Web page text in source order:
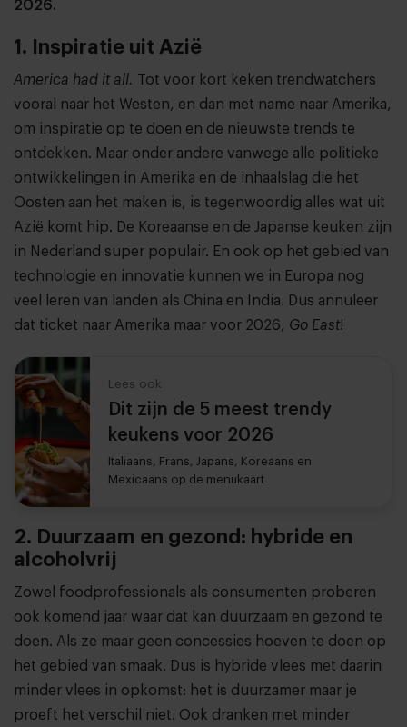
2026.
1. Inspiratie uit Azië
America had it all.
Tot voor kort keken trendwatchers
vooral naar het Westen, en dan met name naar Amerika,
om inspiratie op te doen en de nieuwste trends te
ontdekken. Maar onder andere vanwege alle politieke
ontwikkelingen in Amerika en de inhaalslag die het
Oosten aan het maken is, is tegenwoordig alles wat uit
Azië komt hip. De Koreaanse en de Japanse keuken zijn
in Nederland super populair. En ook op het gebied van
technologie en innovatie kunnen we in Europa nog
veel leren van landen als China en India. Dus annuleer
dat ticket naar Amerika maar voor 2026, Go East!
Lees ook
Dit zijn de 5 meest trendy
keukens voor 2026
Italiaans, Frans, Japans, Koreaans en
Mexicaans op de menukaart
2. Duurzaam en gezond: hybride en
alcoholvrij
Zowel foodprofessionals als consumenten proberen
ook komend jaar waar dat kan duurzaam en gezond te
doen. Als ze maar geen concessies hoeven te doen op
het gebied van smaak. Dus is hybride vlees met daarin
minder vlees in opkomst: het is duurzamer maar je
proeft het verschil niet. Ook dranken met minder